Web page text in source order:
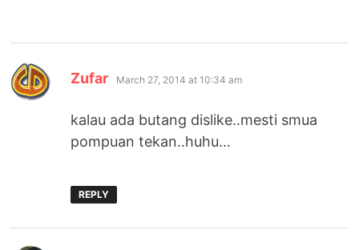
Zufar says:
March 27, 2014 at 10:34 am
kalau ada butang dislike..mesti smua
pompuan tekan..huhu…
REPLY